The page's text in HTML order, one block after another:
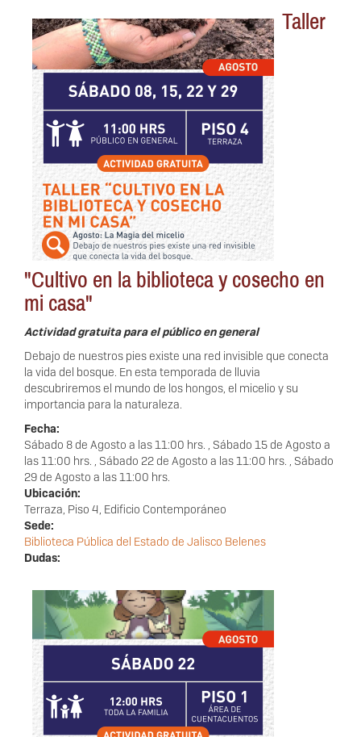
Taller
"Cultivo en la biblioteca y cosecho en
mi casa"
Actividad gratuita para el público en general
Debajo de nuestros pies existe una red invisible que conecta
la vida del bosque. En esta temporada de lluvia
descubriremos el mundo de los hongos, el micelio y su
importancia para la naturaleza.
Fecha:
Sábado 8 de Agosto a las 11:00 hrs.
Sábado 15 de Agosto a
las 11:00 hrs.
Sábado 22 de Agosto a las 11:00 hrs.
Sábado
29 de Agosto a las 11:00 hrs.
Ubicación:
Terraza, Piso 4, Edificio Contemporáneo
Sede:
Biblioteca Pública del Estado de Jalisco Belenes
Dudas: